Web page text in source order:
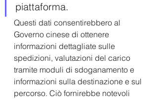
piattaforma.
Questi dati consentirebbero al
Governo cinese di ottenere
informazioni dettagliate sulle
spedizioni, valutazioni del carico
tramite moduli di sdoganamento e
informazioni sulla destinazione e sul
percorso. Ciò fornirebbe notevoli